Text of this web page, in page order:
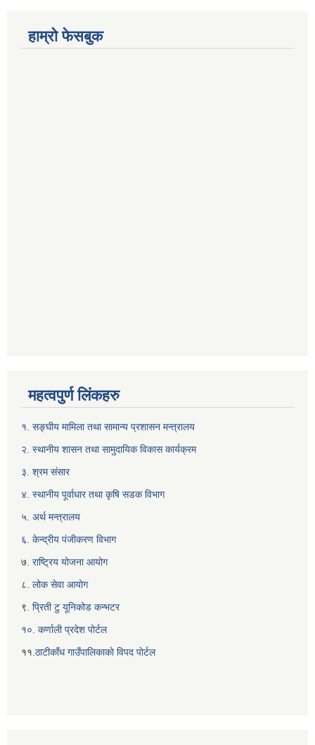
हाम्रो फेसबुक
महत्वपुर्ण लिंकहरु
१. सङ्घीय मामिला तथा सामान्य प्रशासन मन्त्रालय
२. स्थानीय शासन तथा सामुदायिक विकास कार्यक्रम
३. श्रम संसार
४. स्थानीय पूर्वाधार तथा कृषि सडक विभाग
५. अर्थ मन्त्रालय
६. केन्द्रीय पंजीकरण विभाग
७. राष्ट्रिय योजना आयोग
८. लोक सेवा आयोग
९. प्रिती टु यूनिकोड कन्भटर
१०. कर्णाली प्रदेश पोर्टल
११.ठाटीकाँध गाउँपालिकाकाे विपद पाेर्टल